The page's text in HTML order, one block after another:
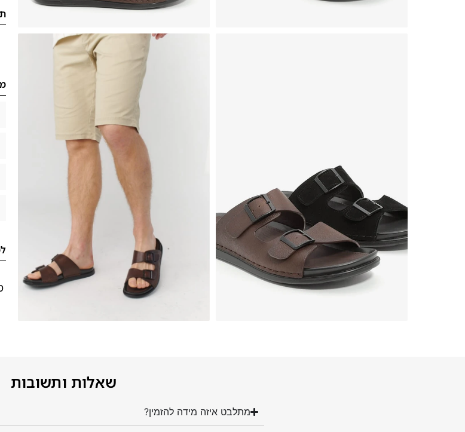
שאלות ותשובות
מתלבט איזה מידה להזמין?